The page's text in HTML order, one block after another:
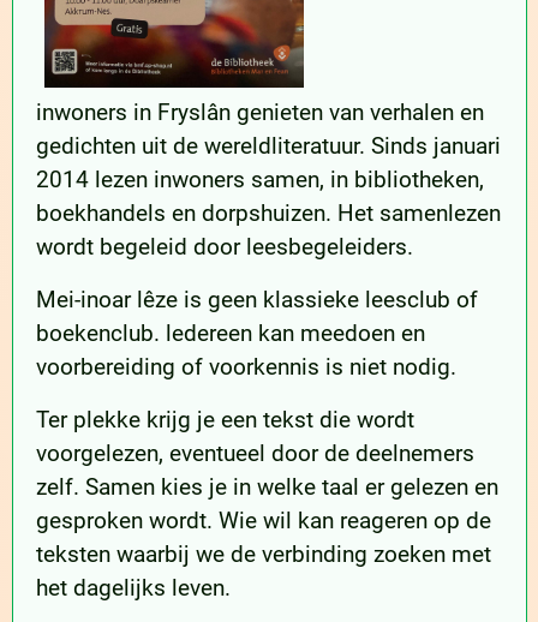
inwoners in Fryslân genieten van verhalen en
gedichten uit de wereldliteratuur. Sinds januari
2014 lezen inwoners samen, in bibliotheken,
boekhandels en dorpshuizen. Het samenlezen
wordt begeleid door leesbegeleiders.
Mei-inoar lêze is geen klassieke leesclub of
boekenclub. ledereen kan meedoen en
voorbereiding of voorkennis is niet nodig.
Ter plekke krijg je een tekst die wordt
voorgelezen, eventueel door de deelnemers
zelf. Samen kies je in welke taal er gelezen en
gesproken wordt. Wie wil kan reageren op de
teksten waarbij we de verbinding zoeken met
het dagelijks leven.